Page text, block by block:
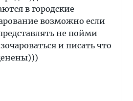
в городские
возможно если
не пойми
и писать что